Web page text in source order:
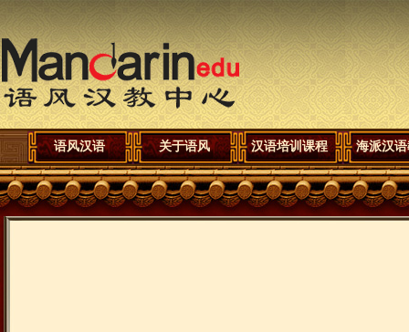
语风汉语 关于语风 汉语培训课程 海派汉